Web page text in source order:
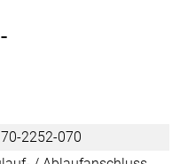
2252-070